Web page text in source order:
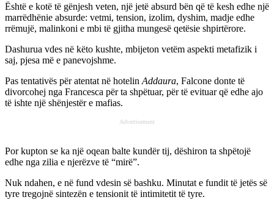
Është e kotë të gënjesh veten, një jetë absurd bën që të kesh edhe një
marrëdhënie absurde: vetmi, tension, izolim, dyshim, madje edhe
rrëmujë, malinkoni e mbi të gjitha mungesë qetësie shpirtërore.
Dashurua vdes në këto kushte, mbijeton vetëm aspekti metafizik i
saj, pjesa më e panevojshme.
Pas tentativës për atentat në hotelin Addaura, Falcone donte të
divorcohej nga Francesca për ta shpëtuar, për të evituar që edhe ajo
të ishte një shënjestër e mafias.
Advertisement
Por kupton se ka një oqean balte kundër tij, dëshiron ta shpëtojë
edhe nga zilia e njerëzve të “mirë”.
Nuk ndahen, e në fund vdesin së bashku. Minutat e fundit të jetës së
tyre tregojnë sintezën e tensionit të intimitetit të tyre.